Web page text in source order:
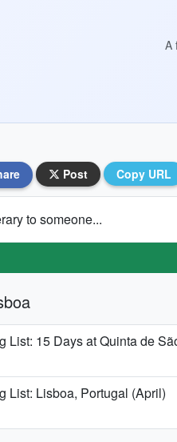
A
Post Copy URL
to someone...
List: 15 Days at Quinta de
List: Lisboa, Portugal (April)